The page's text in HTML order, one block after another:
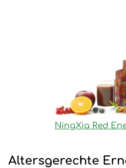
NingXia Red
Altersgerechte